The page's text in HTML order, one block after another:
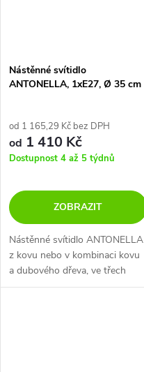
Nástěnné svítidlo
ANTONELLA, 1xE27, Ø 35 cm
od 1 165,29 Kč bez DPH
od 1 410 Kč
Dostupnost 4 až 5 týdnů
ZOBRAZIT
Nástěnné svítidlo ANTONELLA
z kovu nebo v kombinaci kovu
a dubového dřeva, ve třech
rozměrech.